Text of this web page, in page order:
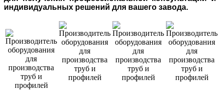
индивидуальных решений для вашего завода.